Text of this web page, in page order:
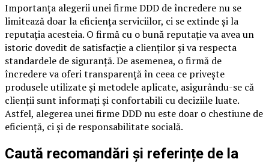
Importanța alegerii unei firme DDD de încredere nu se
limitează doar la eficiența serviciilor, ci se extinde și la
reputația acesteia. O firmă cu o bună reputație va avea un
istoric dovedit de satisfacție a clienților și va respecta
standardele de siguranță. De asemenea, o firmă de
încredere va oferi transparență în ceea ce privește
produsele utilizate și metodele aplicate, asigurându-se că
clienții sunt informați și confortabili cu deciziile luate.
Astfel, alegerea unei firme DDD nu este doar o chestiune de
eficiență, ci și de responsabilitate socială.
Caută recomandări și referințe de la